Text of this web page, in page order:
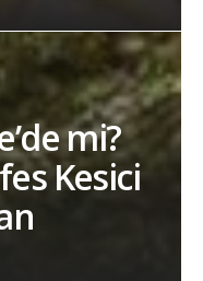
mi?
Kesici